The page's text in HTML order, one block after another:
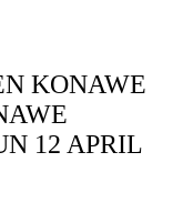
KONAWE
12 APRIL